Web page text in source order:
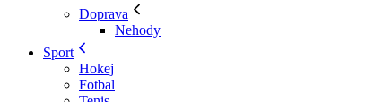
Doprava
Nehody
Sport
Hokej
Fotbal